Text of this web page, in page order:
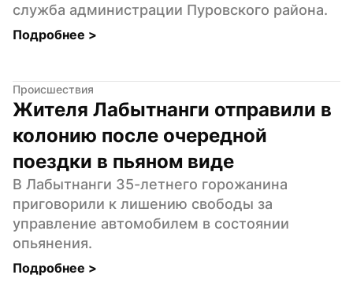
служба администрации Пуровского района.
Подробнее >
Происшествия
Жителя Лабытнанги отправили в
колонию после очередной
поездки в пьяном виде
В Лабытнанги 35-летнего горожанина
приговорили к лишению свободы за
управление автомобилем в состоянии
опьянения.
Подробнее >